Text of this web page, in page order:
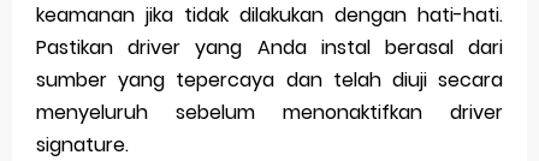
keamanan jika tidak dilakukan dengan hati-hati.
Pastikan driver yang Anda instal berasal dari
sumber yang tepercaya dan telah diuji secara
menyeluruh sebelum menonaktifkan driver
signature.